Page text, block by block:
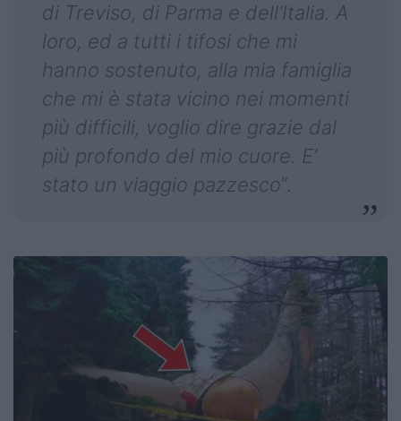
di Treviso, di Parma e dell’Italia. A
loro, ed a tutti i tifosi che mi
hanno sostenuto, alla mia famiglia
che mi è stata vicino nei momenti
più difficili, voglio dire grazie dal
più profondo del mio cuore. E’
stato un viaggio pazzesco”.